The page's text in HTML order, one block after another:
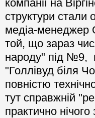
компанії на
структури стали
медіа-менеджер
той, що зараз
народу" під №9,
"Голлівуд біля
повністю
тут справжній
практично